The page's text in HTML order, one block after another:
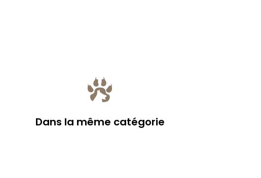
Dans la même catégorie